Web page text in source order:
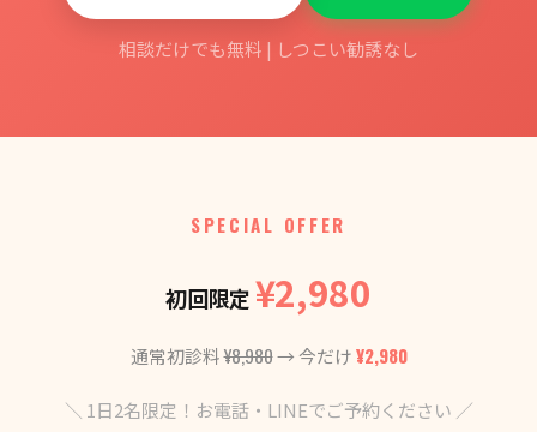
相談だけでも無料 | しつこい勧誘なし
SPECIAL OFFER
初回限定¥2,980
通常初診料¥8,980→ 今だけ¥2,980
＼ 1日2名限定！お電話・LINEでご予約ください ／